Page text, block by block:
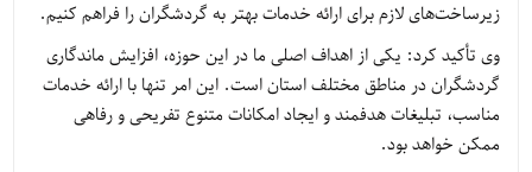
زیرساخت‌های لازم برای ارائه خدمات بهتر به گردشگران را فراهم کنیم.
وی تأکید کرد: یکی از اهداف اصلی ما در این حوزه، افزایش ماندگاری
گردشگران در مناطق مختلف استان است. این امر تنها با ارائه خدمات
مناسب، تبلیغات هدفمند و ایجاد امکانات متنوع تفریحی و رفاهی
ممکن خواهد بود.